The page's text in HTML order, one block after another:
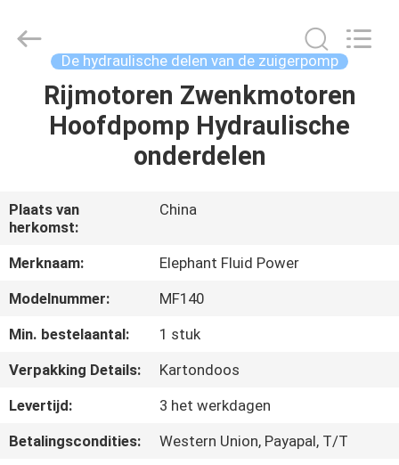
HUIS
PRODUCTEN
ONGEVEER
ONS
FABRIEKSREIS
CONTACTEER
ONS
Fluid
Power
De hydraulische delen van de zuigerpomp
Rijmotoren Zwenkmotoren
Hoofdpomp Hydraulische
onderdelen
Plaats van
herkomst:
China
Merknaam:
Elephant Fluid Power
Modelnummer:
MF140
Min. bestelaantal:
1 stuk
Verpakking Details:
Kartondoos
Levertijd:
3 het werkdagen
Betalingscondities:
Western Union, Payapal, T/T